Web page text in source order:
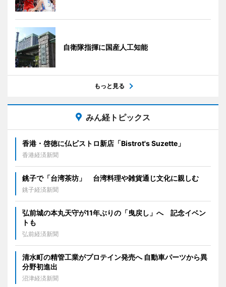
自衛隊指揮に国産人工知能
もっと見る
みん経トピックス
香港・啓徳に仏ビストロ新店「Bistrot's Suzette」
香港経済新聞
銚子で「台湾茶坊」 台湾料理や雑貨通じ文化に親しむ
銚子経済新聞
弘前城の本丸天守が11年ぶりの「曳戻し」へ 記念イベン
トも
弘前経済新聞
清水町の精管工業がプロテイン発売へ 自動車パーツから異
分野初進出
沼津経済新聞